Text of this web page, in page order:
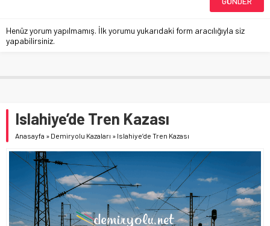
Henüz yorum yapılmamış. İlk yorumu yukarıdaki form aracılığıyla siz
yapabilirsiniz.
Islahiye’de Tren Kazası
Anasayfa » Demiryolu Kazaları » Islahiye’de Tren Kazası